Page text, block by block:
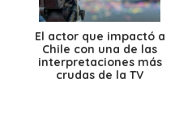
El actor que impactó a
Chile con una de las
interpretaciones más
crudas de la TV